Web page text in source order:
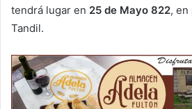
tendrá lugar en 25 de Mayo 822, en
Tandil.